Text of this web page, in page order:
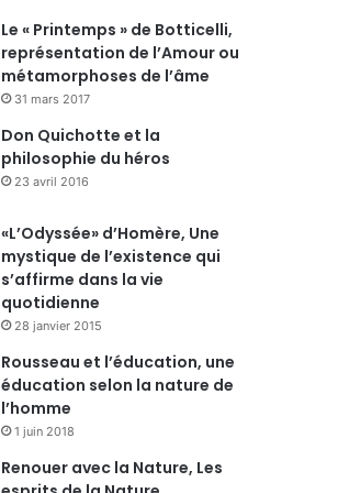
Le « Printemps » de Botticelli,
représentation de l’Amour ou
métamorphoses de l’âme
31 mars 2017
Don Quichotte et la
philosophie du héros
23 avril 2016
«L’Odyssée» d’Homère, Une
mystique de l’existence qui
s’affirme dans la vie
quotidienne
28 janvier 2015
Rousseau et l’éducation, une
éducation selon la nature de
l’homme
1 juin 2018
Renouer avec la Nature, Les